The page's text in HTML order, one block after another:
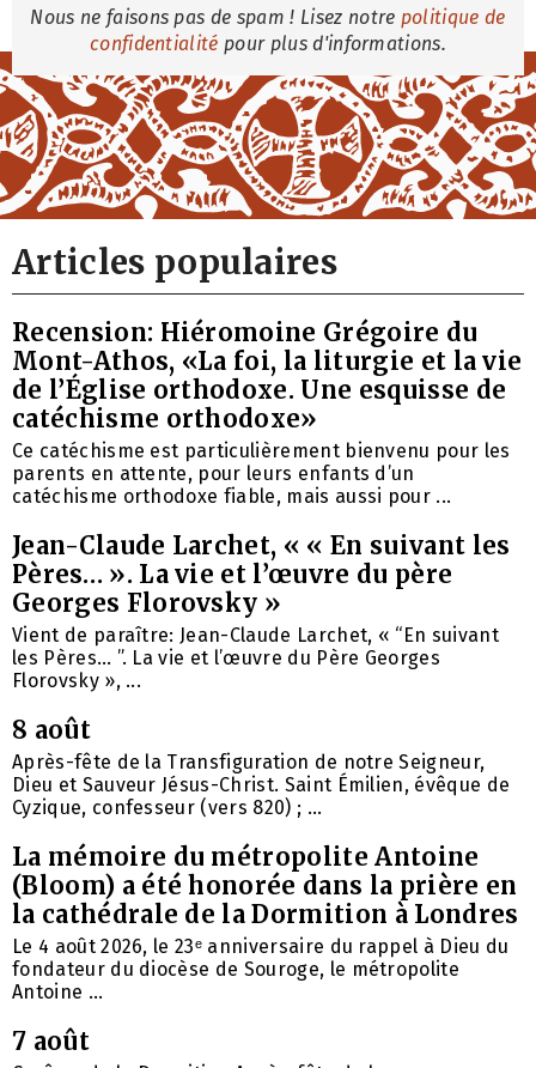
Nous ne faisons pas de spam ! Lisez notre politique de
confidentialité pour plus d'informations.
Articles populaires
Recension: Hiéromoine Grégoire du
Mont-Athos, «La foi, la liturgie et la vie
de l’Église orthodoxe. Une esquisse de
catéchisme orthodoxe»
Ce catéchisme est particulièrement bienvenu pour les
parents en attente, pour leurs enfants d’un
catéchisme orthodoxe fiable, mais aussi pour ...
Jean-Claude Larchet, « « En suivant les
Pères… ». La vie et l’œuvre du père
Georges Florovsky »
Vient de paraître: Jean-Claude Larchet, « “En suivant
les Pères… ”. La vie et l’œuvre du Père Georges
Florovsky », ...
8 août
Après-fête de la Transfiguration de notre Seigneur,
Dieu et Sauveur Jésus-Christ. Saint Émilien, évêque de
Cyzique, confesseur (vers 820) ; ...
La mémoire du métropolite Antoine
(Bloom) a été honorée dans la prière en
la cathédrale de la Dormition à Londres
Le 4 août 2026, le 23ᵉ anniversaire du rappel à Dieu du
fondateur du diocèse de Souroge, le métropolite
Antoine ...
7 août